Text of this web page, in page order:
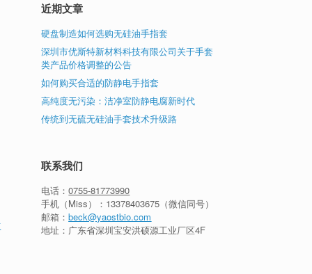
近期文章
硬盘制造如何选购无硅油手指套
深圳市优斯特新材料科技有限公司关于手套
类产品价格调整的公告
如何购买合适的防静电手指套
高纯度无污染：洁净室防静电腐新时代
传统到无硫无硅油手套技术升级路
联系我们
电话：0755-81773990
手机（Miss）： 13378403675 （微信同号）
邮箱：beck@yaostbio.com
地址：广东省深圳宝安洪硕源工业厂区4F